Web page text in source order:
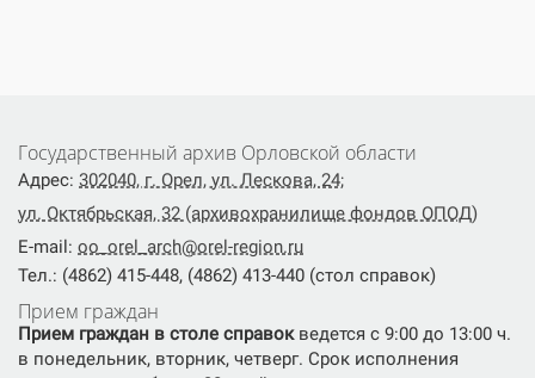
Государственный архив Орловской области
Адрес: 302040, г. Орел, ул. Лескова, 24;
ул. Октябрьская, 32 (архивохранилище фондов ОПОД)
E-mail: oo_orel_arch@orel-region.ru
Тел.: (4862) 415-448, (4862) 413-440 (стол справок)
Прием граждан
Прием граждан в столе справокведется с 9:00 до 13:00 ч.
в понедельник, вторник, четверг. Срок исполнения